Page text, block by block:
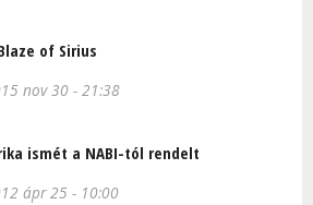
of Sirius
nov 30 - 21:38
ismét a NABI-tól rendelt
ápr 25 - 10:00